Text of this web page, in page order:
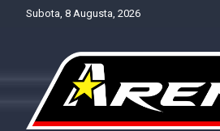
Subota, 8 Augusta, 2026